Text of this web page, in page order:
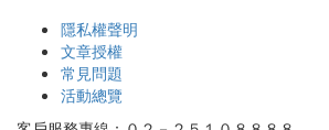
隱私權聲明
文章授權
常見問題
活動總覽